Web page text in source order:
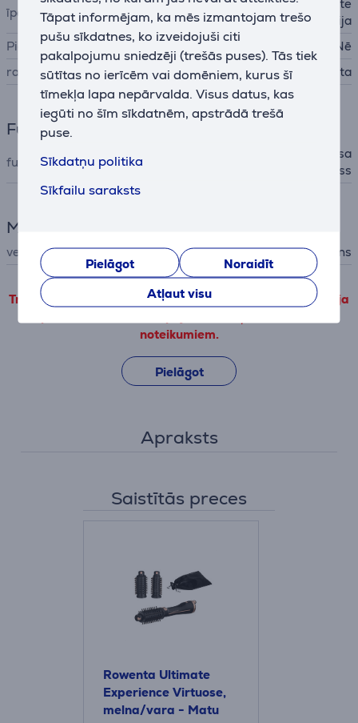
Tāpat informējam, ka mēs izmantojam trešo
pušu sīkdatnes, ko izveidojuši citi
pakalpojumu sniedzēji (trešās puses). Tās tiek
sūtītas no ierīcēm vai domēniem, kurus šī
tīmekļa lapa nepārvalda. Visus datus, kas
iegūti no šīm sīkdatnēm, apstrādā trešā
puse.
Sīkdatņu politika
Sīkfailu saraksts
Pielāgot
Noraidīt
Atļaut visu
īpašības
kompakts dizains, Effiwatt te
hnoloģija
Pie sienas stiprināms
Nē
ražotājs
Rowenta
Funkcijas
funkcijas
ionic (statiskās elektrības sa
mazināšana), aukstais gaiss
Matu kopšana
veids fēns
Trešo pušu produkta informāciju var apskatīt tikai tad, ja
noteikumiem.
Pielāgot
Apraksts
Saistītās preces
Rowenta Ultimate
Experience Virtuose,
melna/vara - Matu